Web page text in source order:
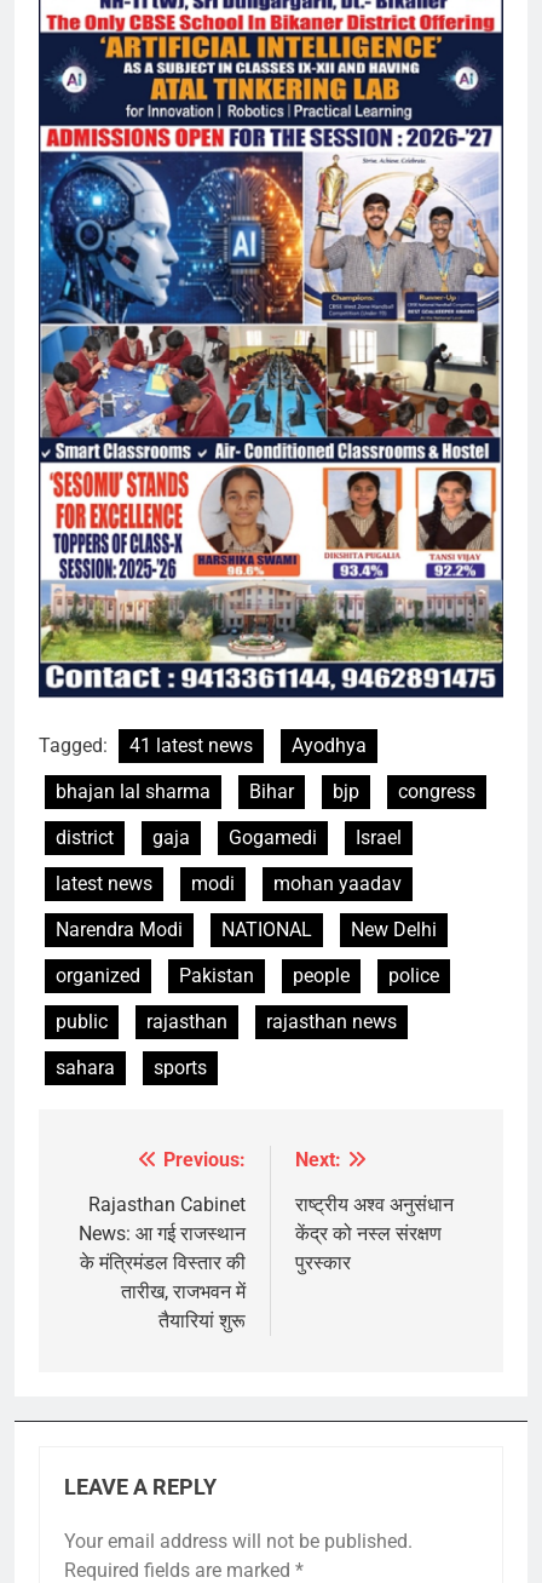
Tagged: 41 latest news
Ayodhya
bhajan lal sharma
Bihar bjp
congress
district
gaja Gogamedi
Israel
latest news
modi
mohan yaadav
Narendra Modi
NATIONAL
New Delhi
organized
Pakistan people
police
public
rajasthan
rajasthan news
sahara
sports
navigation
Previous:
Rajasthan Cabinet
News: आ गई राजस्थान
के मंत्रिमंडल विस्तार की
तारीख, राजभवन में
तैयारियां शुरू
Next:
राष्ट्रीय अश्व अनुसंधान
केंद्र को नस्ल संरक्षण
पुरस्कार
LEAVE A REPLY
Your email address will not be published.
Required fields are marked *